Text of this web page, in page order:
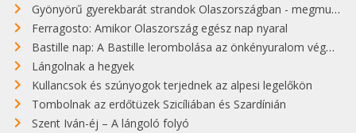
Gyönyörű gyerekbarát strandok Olaszországban - megmutatjuk a 15 legjobbat
Ferragosto: Amikor Olaszország egész nap nyaral
Bastille nap: A Bastille lerombolása az önkényuralom végét jelentette
Lángolnak a hegyek
Kullancsok és szúnyogok terjednek az alpesi legelőkön
Tombolnak az erdőtüzek Szicíliában és Szardínián
Szent Iván-éj – A lángoló folyó